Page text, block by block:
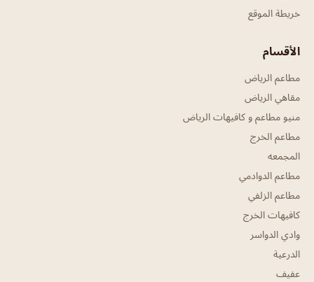
خريطة الموقع
الأقسام
مطاعم الرياض
مقاهي الرياض
منيو مطاعم و كافيهات الرياض
مطاعم الخرج
المجمعه
مطاعم الدوادمي
مطاعم الزلفي
كافيهات الخرج
وادي الدواسر
الدرعية
عفيف